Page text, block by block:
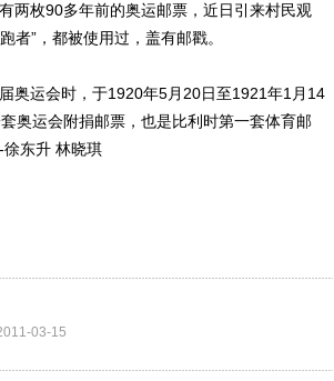
枚90多年前的奥运邮票，近日引来村民观
者”，都被使用过，盖有邮戳。
运会时，于1920年5月20日至1921年1月14
奥运会附捐邮票，也是比利时第一套体育邮
东升 林晓琪
03-15